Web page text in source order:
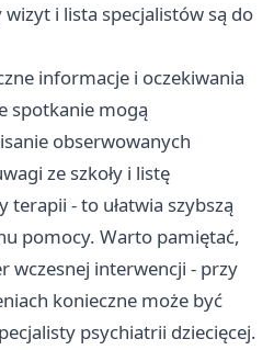
i lista specjalistów są do
informacje i oczekiwania
spotkanie mogą
obserwowanych
ze szkoły i listę
terapii - to ułatwia szybszą
pomocy. Warto pamiętać,
wczesnej interwencji - przy
konieczne może być
psychiatrii dziecięcej.